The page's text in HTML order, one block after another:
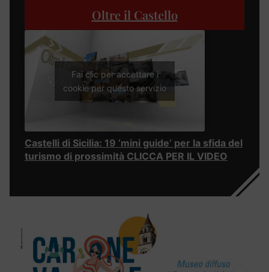
Oltre il Castello
Fai clic per accettare i
cookie per questo servizio
Castelli di Sicilia: 19 ‘mini guide’ per la sfida del
turismo di prossimità CLICCA PER IL VIDEO